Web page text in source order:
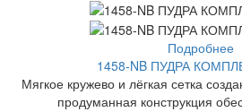
Подробнее
1458-NB ПУДРА
Мягкое кружево и лёгкая сетка
продуманная конструкция